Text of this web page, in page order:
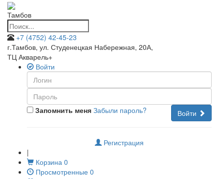
Тамбов
+7 (4752) 42-45-23
г.Тамбов, ул. Студенецкая Набережная, 20А,
ТЦ Акварель+
Войти
Запомнить меня Войти
Забыли пароль?
Регистрация
|
Корзина 0
Просмотренные 0